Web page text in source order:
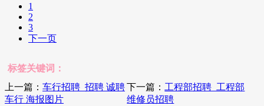
1
2
3
下一页
标签关键词：
上一篇： 车行招聘_招聘 诚聘
车行 海报图片
下一篇： 工程部招聘_工程部
维修员招聘